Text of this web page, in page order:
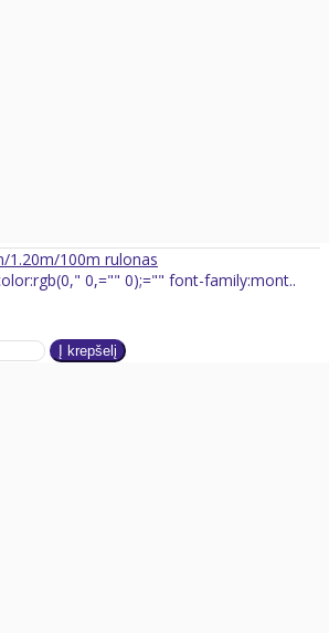
1.20m/100m rulonas
0,="" 0);="" font-family:mont..